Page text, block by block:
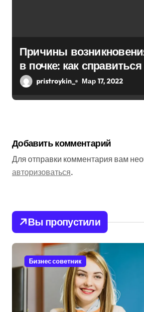
Причины
в почке: как справиться
болезнью
pristroykin_ Мар 17, 2022
Добавить комментарий
Для отправки комментария вам
авторизоваться.
Вы пропустили
Бизнес советник